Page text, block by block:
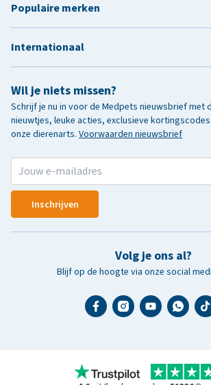
Wil je niets missen?
Schrijf je nu in voor de Medpets nieuwsbrief met
nieuwtjes, leuke acties, exclusieve
onze dierenarts. Voorwaarden nieuwsbrief
Inschrijven
Volg je ons al?
Blijf op de hoogte via onze social
Populaire merken
Internationaal